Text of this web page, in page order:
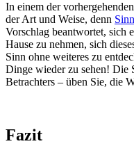
In einem der
der Art und Weise, denn Sinn
Vorschlag beantwortet, sich
Hause zu nehmen, sich
Sinn ohne weiteres zu
Dinge wieder zu sehen! Die
Betrachters – üben Sie, die
Fazit